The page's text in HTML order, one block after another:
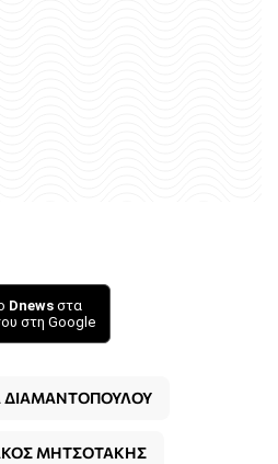
Dnews στα
στη Google
ΜΗΤΣΟΤΑΚΗΣ